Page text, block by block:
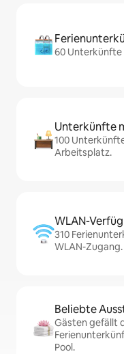
60 Unterkünfte
Unterkünfte
100
Arbeitsplatz.
WLAN-
310
WLAN-Zugang.
Beliebte
Gästen gefällt
Pool.